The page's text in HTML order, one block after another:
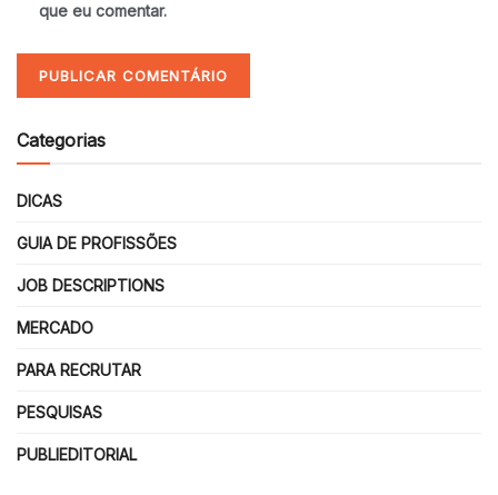
que eu comentar.
Categorias
DICAS
GUIA DE PROFISSÕES
JOB DESCRIPTIONS
MERCADO
PARA RECRUTAR
PESQUISAS
PUBLIEDITORIAL